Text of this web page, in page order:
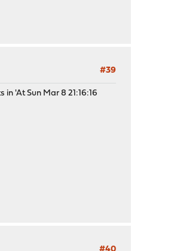
#39
in 'At Sun Mar 8 21:16:16
#40